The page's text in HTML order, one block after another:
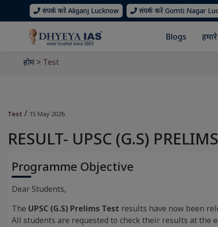
संपर्क करे Aliganj Lucknow संपर्क करे Gomti Nagar
Blogs
होम > Test
Test / 15 May 2026
RESULT- UPSC (G.S)
Programme Objective
Dear Students,
The UPSC (G.S) Prelims Test results have now been
All students are requested to check their results at the